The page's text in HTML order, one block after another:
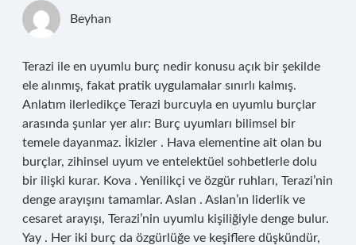
Beyhan
Terazi ile en uyumlu burç nedir konusu açık bir şekilde
ele alınmış, fakat pratik uygulamalar sınırlı kalmış.
Anlatım ilerledikçe Terazi burcuyla en uyumlu burçlar
arasında şunlar yer alır: Burç uyumları bilimsel bir
temele dayanmaz. İkizler . Hava elementine ait olan bu
burçlar, zihinsel uyum ve entelektüel sohbetlerle dolu
bir ilişki kurar. Kova . Yenilikçi ve özgür ruhları, Terazi’nin
denge arayışını tamamlar. Aslan . Aslan’ın liderlik ve
cesaret arayışı, Terazi’nin uyumlu kişiliğiyle denge bulur.
Yay . Her iki burç da özgürlüğe ve keşiflere düşkündür,